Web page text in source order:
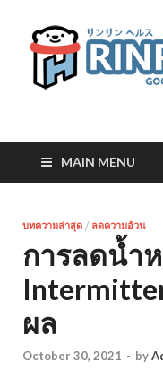
RinRin
MAIN MENU
บทความล่าสุด / ลดความอ้วน
การลดน้ำ
ผล
October 30, 2021 - by